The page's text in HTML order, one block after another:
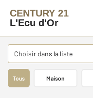
CENTURY 21
L'Ecu d'Or
Choisir dans la liste
Tous Maison